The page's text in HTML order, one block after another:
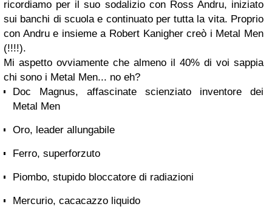
ricordiamo per il suo sodalizio con Ross Andru, iniziato
sui banchi di scuola e continuato per tutta la vita. Proprio
con Andru e insieme a Robert Kanigher creò i Metal Men
(!!!!).
Mi aspetto ovviamente che almeno il 40% di voi sappia
chi sono i Metal Men... no eh?
Doc Magnus, affascinate scienziato inventore dei
Metal Men
Oro, leader allungabile
Ferro, superforzuto
Piombo, stupido bloccatore di radiazioni
Mercurio, cacacazzo liquido